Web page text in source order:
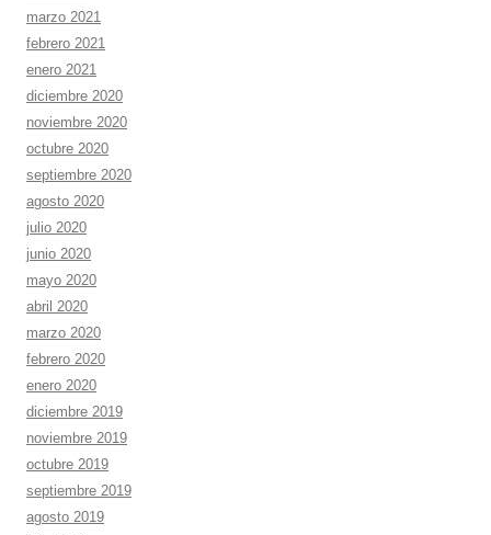
marzo 2021
febrero 2021
enero 2021
diciembre 2020
noviembre 2020
octubre 2020
septiembre 2020
agosto 2020
julio 2020
junio 2020
mayo 2020
abril 2020
marzo 2020
febrero 2020
enero 2020
diciembre 2019
noviembre 2019
octubre 2019
septiembre 2019
agosto 2019